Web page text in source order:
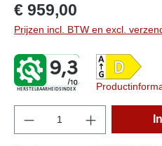
€ 959,00
Prijzen incl. BTW en excl.
9,3
HERSTELBAARHEIDSINDEX